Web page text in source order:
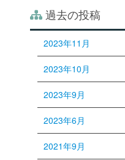
過去の投稿
2023年11月
2023年10月
2023年9月
2023年6月
2021年9月